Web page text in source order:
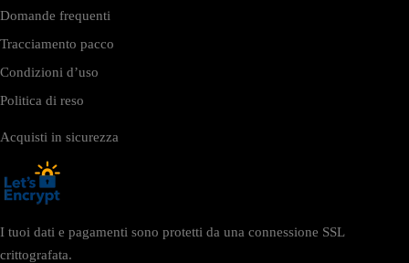
Domande frequenti
Tracciamento pacco
Condizioni d’uso
Politica di reso
Acquisti in sicurezza
I tuoi dati e pagamenti sono protetti da una connessione SSL
crittografata.